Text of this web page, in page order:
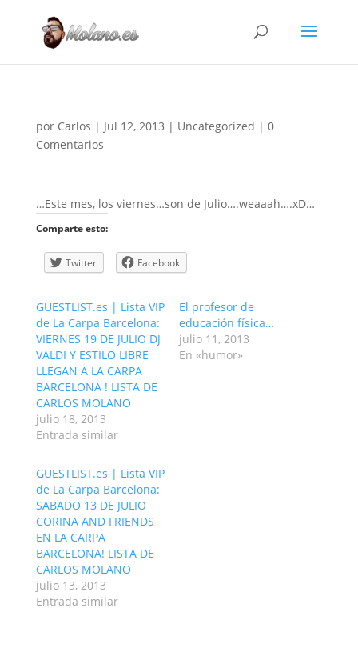
por Carlos | Jul 12, 2013 | Uncategorized | 0
Comentarios
…Este mes, los viernes…son de Julio….weaaah….xD…
Comparte esto:
Twitter Facebook
GUESTLIST.es | Lista VIP
de La Carpa Barcelona:
VIERNES 19 DE JULIO DJ
VALDI Y ESTILO LIBRE
LLEGAN A LA CARPA
BARCELONA ! LISTA DE
CARLOS MOLANO
julio 18, 2013
Entrada similar
El profesor de
educación física…
julio 11, 2013
En «humor»
GUESTLIST.es | Lista VIP
de La Carpa Barcelona:
SABADO 13 DE JULIO
CORINA AND FRIENDS
EN LA CARPA
BARCELONA! LISTA DE
CARLOS MOLANO
julio 13, 2013
Entrada similar